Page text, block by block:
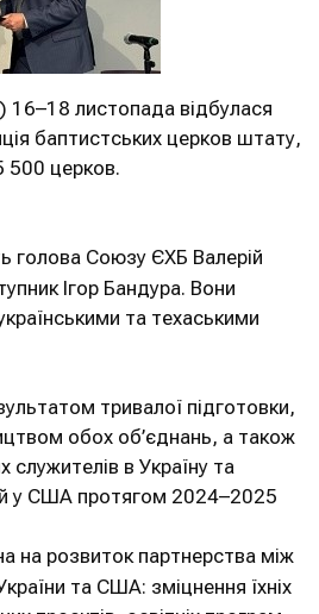
16–18 листопада відбулася
баптистських церков штату,
500 церков.
голова Союзу ЄХБ Валерій
Ігор Бандура. Вони
та техаськими
тривалої підготовки,
обох об’єднань, а також
служителів в Україну та
у США протягом 2024–2025
на розвиток партнерства між
та США: зміцнення їхніх